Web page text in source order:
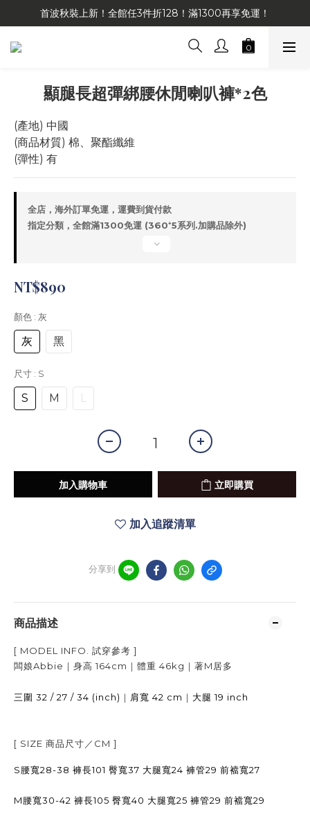
首波秋裝上新！全館任3件折128！滿1300再享免運！
顯腿長超彈綁腰休閒喇叭褲*2色
(產地) 中國
(商品材質) 棉、聚酯纖維
(彈性) 有
全店，海外訂單免運，運費到貨付款
指定分類，全館滿1300免運 (360⁺5系列.加購品除外)
NT$890
顏色 : 灰
灰 黑
尺寸 : S
S M L
加入購物車 立即購買
加入追蹤清單
分享到
商品描述
[ MODEL INFO. 試穿參考 ]
闆娘Abbie｜身高 164cm ｜體重 46kg ｜著M居多
三圍 32 / 27 / 34 (inch) ｜ 肩寬 42 cm ｜ 大腿 19 inch
[ SIZE 商品尺寸／ CM ]
S腰寬28-38 褲長101 臀寬37 大腿寬24 褲管29 前襠寬27
M腰寬30-42 褲長105 臀寬40 大腿寬25 褲管29 前襠寬29